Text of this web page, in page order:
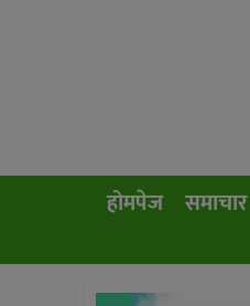
होमपेज समाचार